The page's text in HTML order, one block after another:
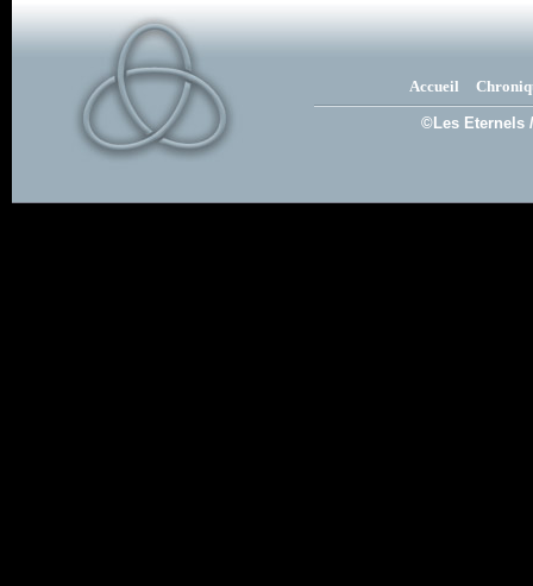
Accueil
©Les Eternels